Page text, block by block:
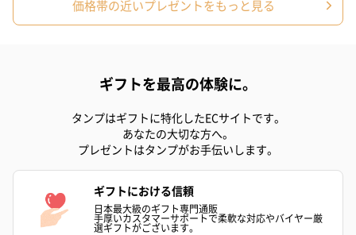
リラックスグッズを同梱してお届けします。
かき氷入浴剤4点セット
（ブルー）（748円）
（イエロー）（748円）
バスフラワー
円）
価格帯の近いプレゼントをもっと見る
ギフトを最高の体験に。
タンプはギフトに特化したECサイトです。
あなたの大切な方へ。
プレゼントはタンプがお手伝いします。
ギフトにおける信頼
日本最大級のギフト専門通販
手厚いカスタマーサポートで柔軟な対応やバイヤー厳
選ギフトがございます。